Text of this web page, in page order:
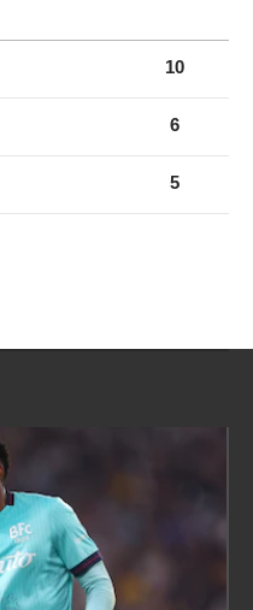
10
6
5